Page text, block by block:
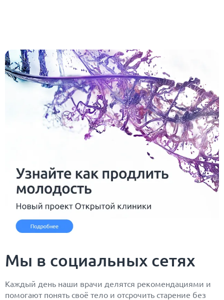
Мы в социальных сетях
Каждый день наши врачи делятся рекомендациями и
помогают понять своё тело и отсрочить старение без